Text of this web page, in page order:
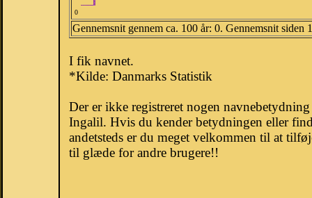
0
Gennemsnit gennem ca. 100 år: 0. Gennemsnit siden
I fik navnet.
*Kilde: Danmarks Statistik
Der er ikke registreret nogen
Ingalil. Hvis du kender betydningen eller
andetsteds er du meget velkommen til at
til glæde for andre brugere!!